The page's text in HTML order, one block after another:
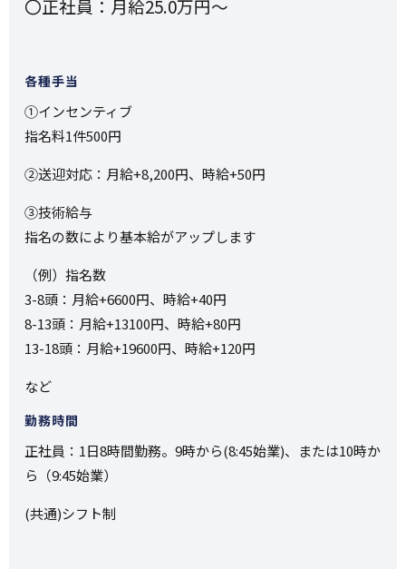
〇正社員：月給25.0万円～
各種手当
①インセンティブ
指名料1件500円
②送迎対応：月給+8,200円、時給+50円
③技術給与
指名の数により基本給がアップします
（例）指名数
3-8頭：月給+6600円、時給+40円
8-13頭：月給+13100円、時給+80円
13-18頭：月給+19600円、時給+120円
など
勤務時間
正社員：1日8時間勤務。9時から(8:45始業)、または10時か
ら（9:45始業）
(共通)シフト制